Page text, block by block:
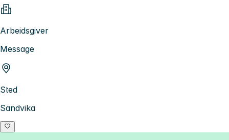
Arbeidsgiver
Message
Sted
Sandvika